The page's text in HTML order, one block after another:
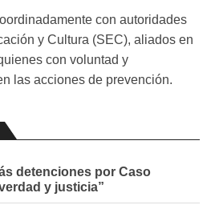
con autoridades
y Cultura (SEC), aliados en
con voluntad y
las acciones de prevención.
detenciones por Caso
y justicia”